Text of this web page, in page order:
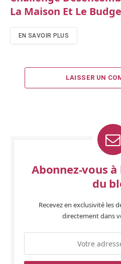
La Maison Et Le
EN SAVOIR PLUS
LAISSER UN
Abonnez-vous
du
Recevez en exclusivité les
directement dans